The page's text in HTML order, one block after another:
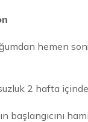
hemen
2 hafta
başlangıcını